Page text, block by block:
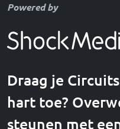
Powered by
Draag je
hart toe?
steunen met